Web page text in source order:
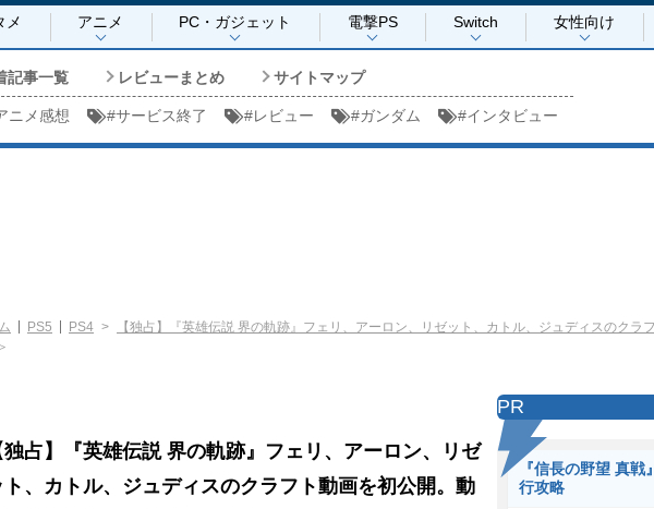
メ アニメ PC・ガジェット 電撃PS Switch 女性向け
記事一覧 レビューまとめ サイトマップ
ニメ感想 #サービス終了 #レビュー #ガンダム #インタビュー
PS5 PS4
【独占】『英雄伝説 界の軌跡』フェリ、アーロン、リゼット、カトル、ジュディスのクラ
独占】『英雄伝説 界の軌跡』フェリ、アーロン、リゼ
ト、カトル、ジュディスのクラフト動画を初公開。動
PR
『信長の野望 真
行攻略